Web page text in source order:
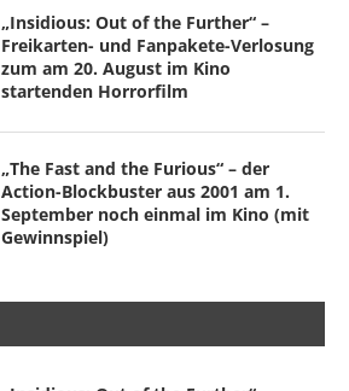
„Insidious: Out of the Further“ –
Freikarten- und Fanpakete-Verlosung
zum am 20. August im Kino
startenden Horrorfilm
„The Fast and the Furious“ – der
Action-Blockbuster aus 2001 am 1.
September noch einmal im Kino (mit
Gewinnspiel)